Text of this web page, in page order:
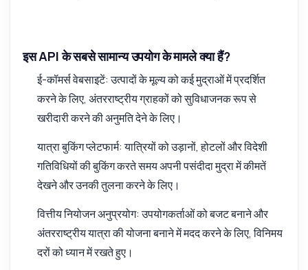
इस API के सबसे सामान्य उपयोग के मामले क्या हैं?
ई-कॉमर्स वेबसाइटें: उत्पादों के मूल्य को कई मुद्राओं में प्रदर्शित
करने के लिए, अंतरराष्ट्रीय ग्राहकों को सुविधाजनक रूप से
खरीदारी करने की अनुमति देने के लिए।
यात्रा बुकिंग प्लेटफार्म: यात्रियों को उड़ानों, होटलों और विदेशी
गतिविधियों की बुकिंग करते समय अपनी पसंदीदा मुद्रा में कीमतें
देखने और उनकी तुलना करने के लिए।
वित्तीय नियोजन अनुप्रयोग: उपयोगकर्ताओं को बजट बनाने और
अंतरराष्ट्रीय यात्रा की योजना बनाने में मदद करने के लिए, विनिमय
दरों को ध्यान में रखते हुए।